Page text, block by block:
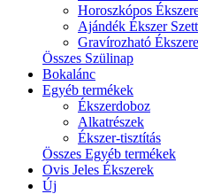
Horoszkópos
Ajándék Ékszer Szett
Gravírozható
Összes Szülinap
Bokalánc
Egyéb termékek
Ékszerdoboz
Alkatrészek
Ékszer-tisztítás
Összes Egyéb termékek
Ovis Jeles Ékszerek
Új